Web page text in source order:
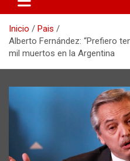
Inicio
Pais
Alberto Fernández: “Prefiero
mil muertos en la Argentina